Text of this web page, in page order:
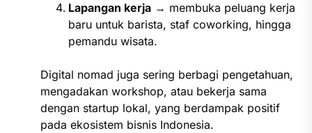
Lapangan kerja→ membuka peluang kerja
baru untuk barista, staf coworking, hingga
pemandu wisata.
Digital nomad juga sering berbagi pengetahuan,
mengadakan workshop, atau bekerja sama
dengan startup lokal, yang berdampak positif
pada ekosistem bisnis Indonesia.